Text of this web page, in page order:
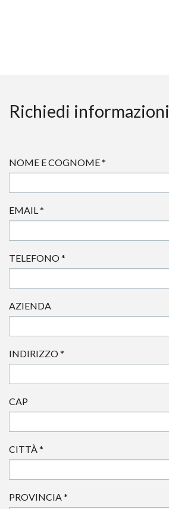
Richiedi informazioni
NOME E COGNOME*
EMAIL*
TELEFONO*
AZIENDA
INDIRIZZO*
CAP
CITTÀ*
PROVINCIA*